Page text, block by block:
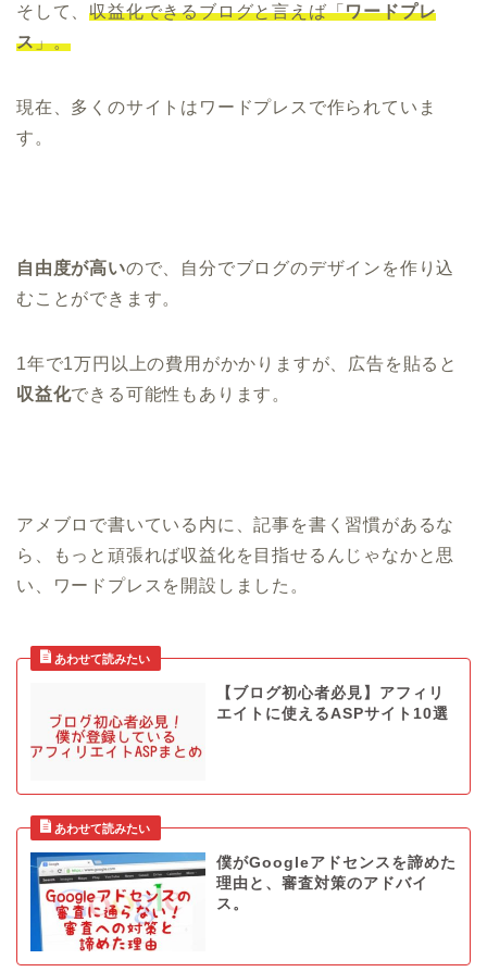
そして、収益化できるブログと言えば「ワードプレ
ス」。
現在、多くのサイトはワードプレスで作られていま
す。
自由度が高いので、自分でブログのデザインを作り込
むことができます。
1年で1万円以上の費用がかかりますが、広告を貼ると
収益化できる可能性もあります。
アメブロで書いている内に、記事を書く習慣があるな
ら、もっと頑張れば収益化を目指せるんじゃなかと思
い、ワードプレスを開設しました。
【ブログ初心者必見】アフィリ
エイトに使えるASPサイト10選
僕がGoogleアドセンスを諦めた
理由と、審査対策のアドバイ
ス。